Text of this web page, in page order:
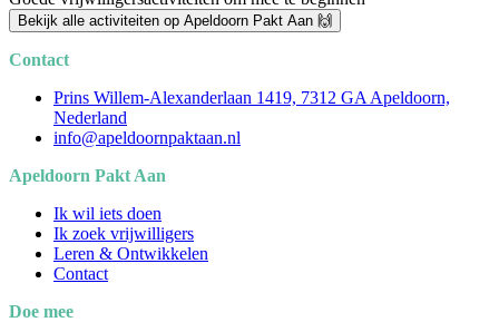
Bekijk alle activiteiten op Apeldoorn Pakt Aan 🙌
Contact
Prins Willem-Alexanderlaan 1419, 7312 GA Apeldoorn,
Nederland
info@apeldoornpaktaan.nl
Apeldoorn Pakt Aan
Ik wil iets doen
Ik zoek vrijwilligers
Leren & Ontwikkelen
Contact
Doe mee